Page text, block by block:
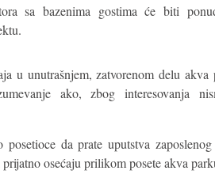
sa bazenima gostima će biti
u unutrašnjem, zatvorenom delu
ako, zbog interesovanja
posetioce da prate uputstva
osećaju prilikom posete akva